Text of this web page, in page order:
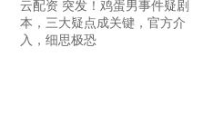
云配资 突发！鸡蛋男事件疑剧
本，三大疑点成关键，官方介
入，细思极恐